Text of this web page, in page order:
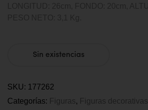
Sin existencias
SKU: 177262
Categorías: Figuras, Figuras decorativas